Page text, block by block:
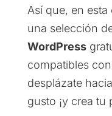
Así que, en
una selección
WordPress
compatibles con
desplázate
gusto ¡y crea